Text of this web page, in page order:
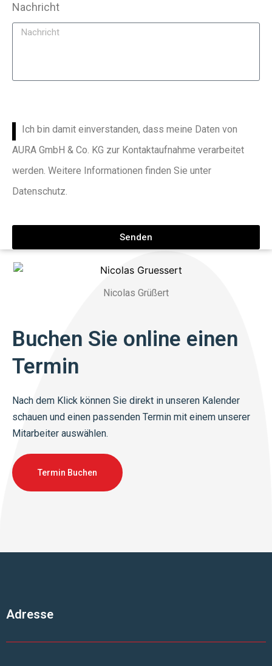
Nachricht
Ich bin damit einverstanden, dass meine Daten von
AURA GmbH & Co. KG zur Kontaktaufnahme verarbeitet
werden. Weitere Informationen finden Sie unter
Datenschutz.
Senden
Nicolas Grüßert
Buchen Sie online einen
Termin
Nach dem Klick können Sie direkt in unseren Kalender
schauen und einen passenden Termin mit einem unserer
Mitarbeiter auswählen.
Termin Buchen
Adresse